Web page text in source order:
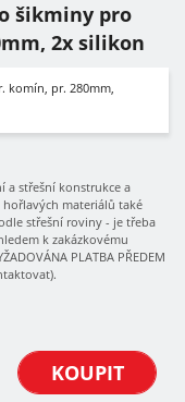
šikminy pro
2x silikon
a střešní konstrukce a
materiálů také
střešní roviny - je třeba
k zakázkovému
PLATBA PŘEDEM
KOUPIT